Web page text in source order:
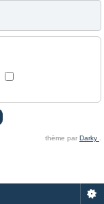
thème par Darky